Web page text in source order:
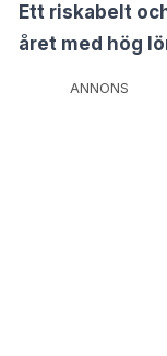
Ett riskabelt
året med hög
ANNONS